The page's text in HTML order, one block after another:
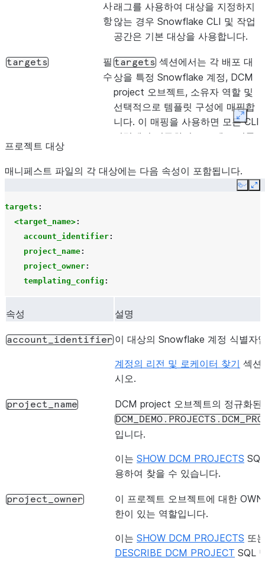
사
항
래그를 사용하여 대상을 지정하지
않는 경우 Snowflake CLI 및 작업
공간은 기본 대상을 사용합니다.
targets
필
수
targets 섹션에서는 각 배포 대
상을 특정 Snowflake 계정, DCM
project 오브젝트, 소유자 역할 및
선택적으로 템플릿 구성에 매핑합
니다. 이 매핑을 사용하면 모든 CLI
명령에서 정규화된 프로젝트 이름
없습니다. 자세한 내용은프로젝트
templating
사
프로젝트 대상
매니페스트 파일의 각 대상에는 다음 속성이 포함됩니다.
Copy
targets :
<target_name>:
account_identifier:
project_name:
project_owner:
templating_config :
속성 설명
account_identifier 이 대상의 Snowflake 계정 식별자
계정의 리전 및 로케이터 찾기 섹션
시오.
project_name DCM project 오브젝트의 정규화된
입니다.
이는 SHOW DCM PROJECTS
용하여 찾을 수 있습니다.
project_owner
이 프로젝트 오브젝트에 대한
한이 있는 역할입니다.
이는 SHOW DCM PROJECTS 또
DESCRIBE DCM PROJECT SQL